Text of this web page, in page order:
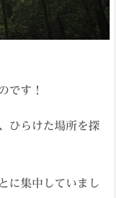
です！
ひらけた場所を探
に集中していまし